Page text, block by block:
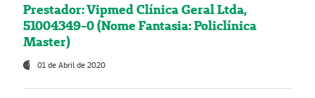
Prestador: Vipmed Clínica Geral Ltda,
51004349-0 (Nome Fantasia: Policlínica
Master)
01 de Abril de 2020